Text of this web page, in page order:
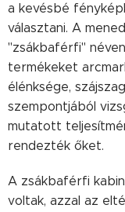
a kevésbé
választani. A
"zsákbaférfi"
termékeket
élénksége,
szempontjából
mutatott
rendezték őket.
A zsákbaférfi
voltak, azzal az